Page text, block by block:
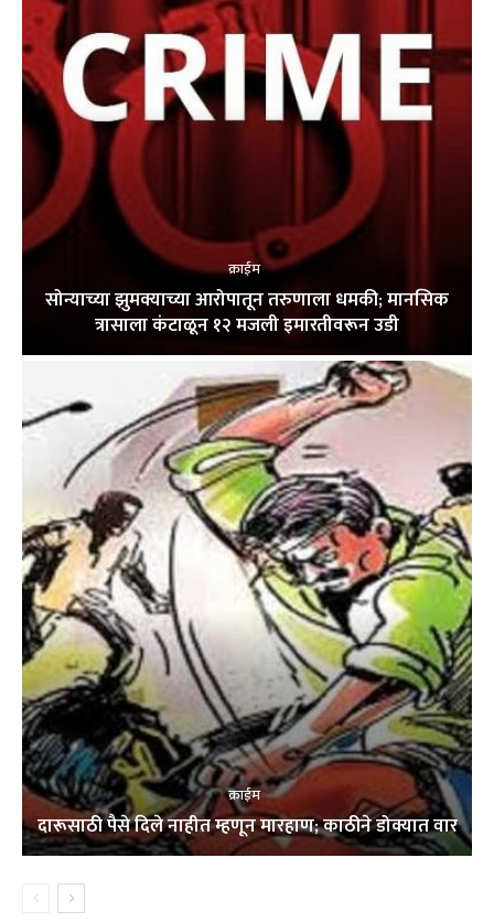
क्राईम
सोन्याच्या झुमक्याच्या आरोपातून तरुणाला धमकी; मानसिक
त्रासाला कंटाळून १२ मजली इमारतीवरून उडी
क्राईम
दारूसाठी पैसे दिले नाहीत म्हणून मारहाण; काठीने डोक्यात वार